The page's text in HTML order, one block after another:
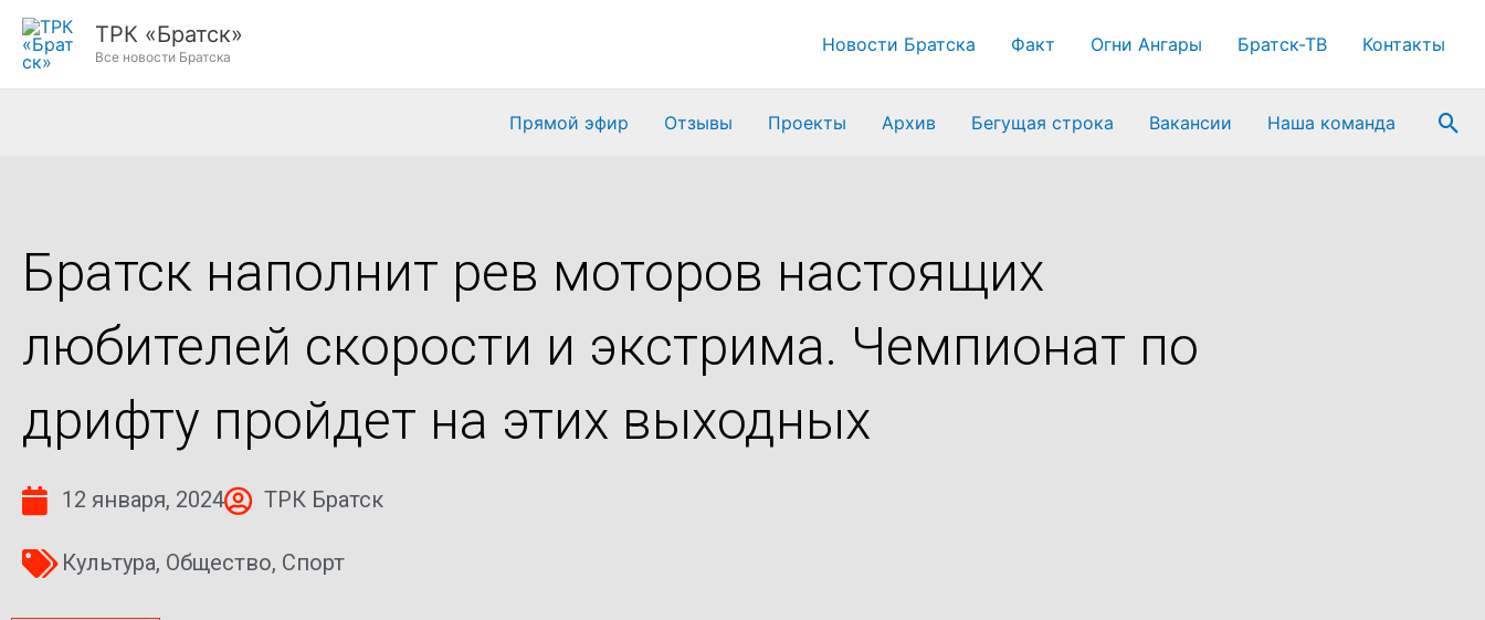
Перейти
ТРК «Братск»
Все новости Братска
Новости Братска Факт Огни Ангары Братск-ТВ Контакты
Прямой эфир Отзывы Проекты Архив Бегущая строка Вакансии Наша команда
Братск наполнит рев моторов настоящих
любителей скорости и экстрима. Чемпионат по
дрифту пройдет на этих выходных
12 января, 2024 ТРК Братск
Культура, Общество, Спорт